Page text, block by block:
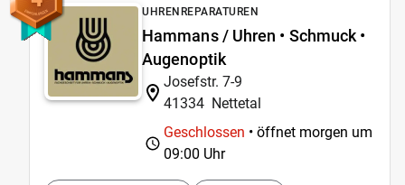
UHRENREPARATUREN
Hammans / Uhren • Schmuck •
Augenoptik
Josefstr. 7-9
41334 Nettetal
Geschlossen • öffnet morgen um
09:00 Uhr